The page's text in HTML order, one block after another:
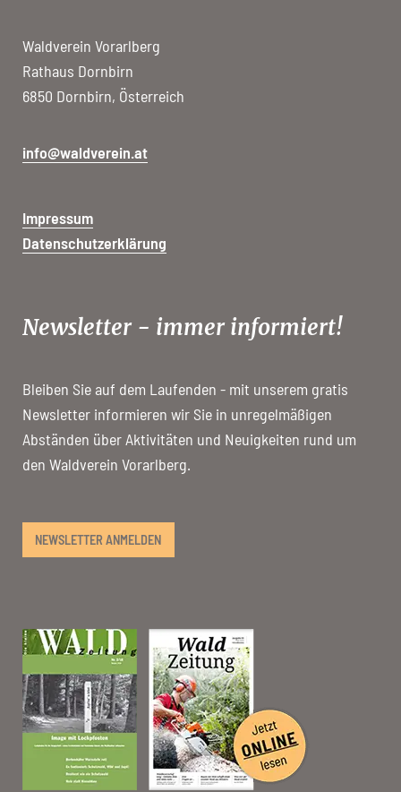
Waldverein Vorarlberg
Rathaus Dornbirn
6850 Dornbirn, Österreich
info@waldverein.at
Impressum
Datenschutzerklärung
Newsletter - immer informiert!
Bleiben Sie auf dem Laufenden - mit unserem gratis
Newsletter informieren wir Sie in unregelmäßigen
Abständen über Aktivitäten und Neuigkeiten rund um
den Waldverein Vorarlberg.
NEWSLETTER ANMELDEN